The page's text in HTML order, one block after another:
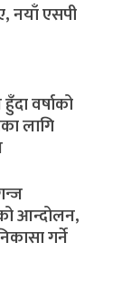
नयाँ एसपी
वर्षाको
लागि
आन्दोलन,
गर्ने